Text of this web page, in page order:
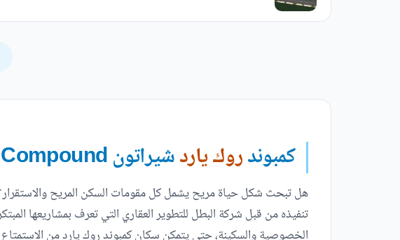
كمبوندروك ياردشيراتون Rock Yard Sheraton Compound
هل تبحث شكل حياة مريح يشمل كل مقومات السكن المريح
تنفيذه من قبل شركة البطل للتطوير العقاري التي تعرف بمشاريعها
الخصوصية والسكينة، حتى يتمكن سكان كمبوند روك يارد من